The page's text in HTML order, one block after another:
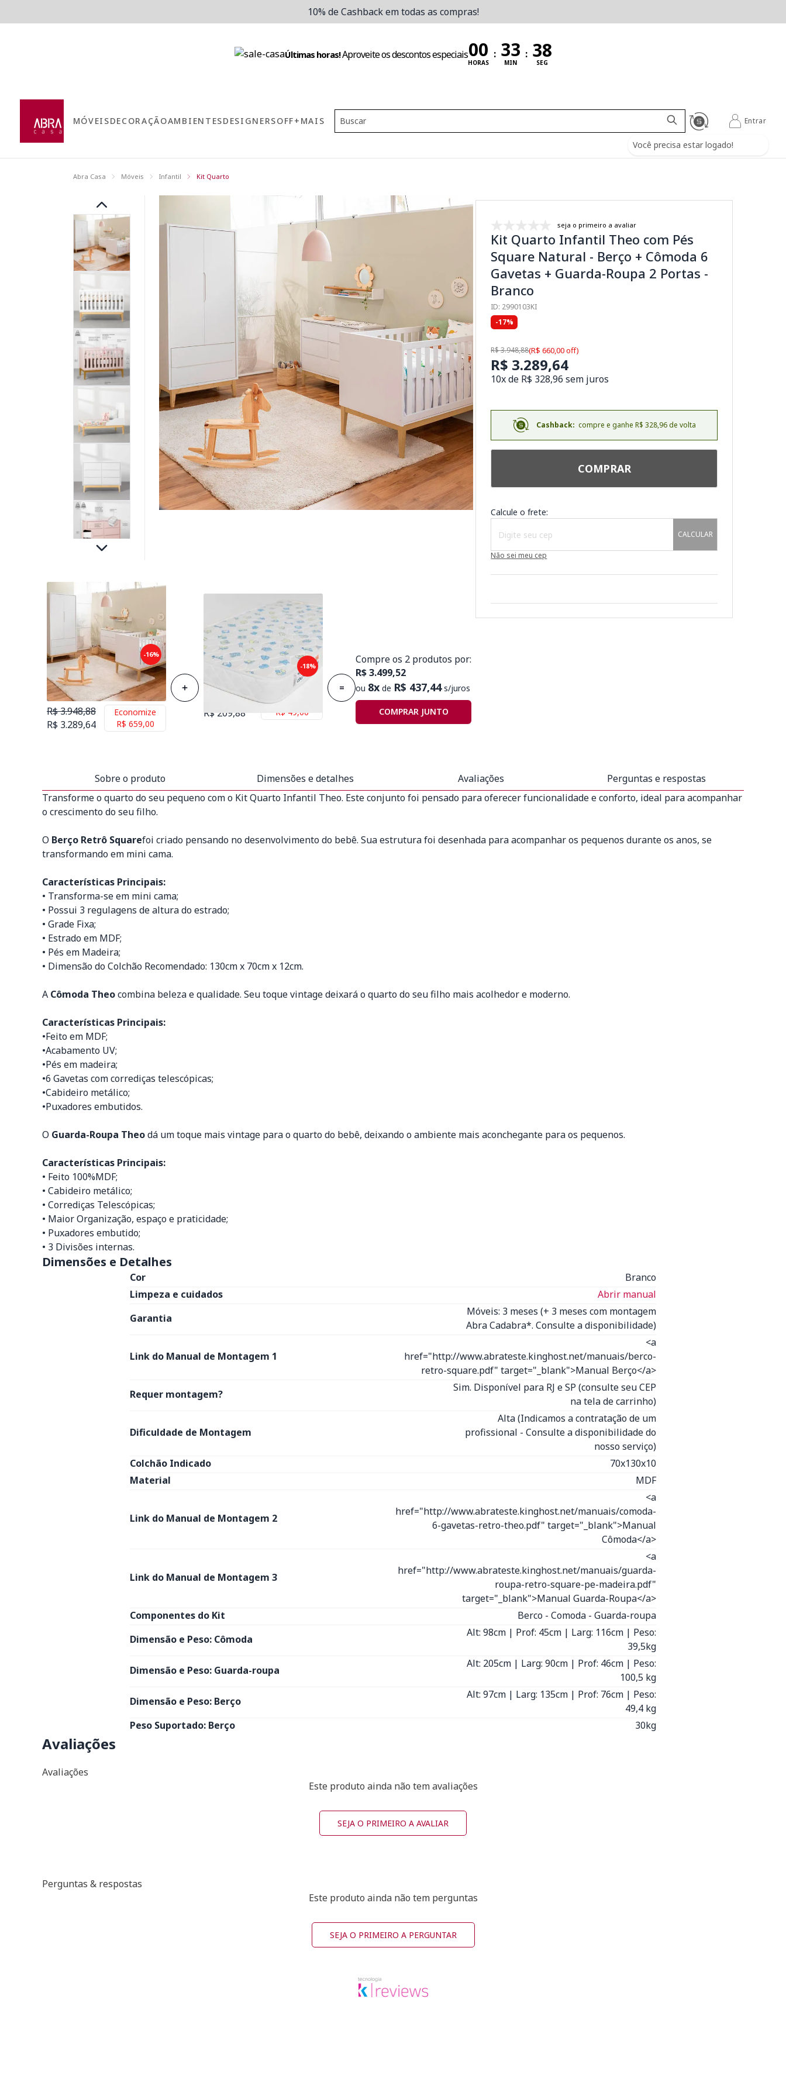
10% de Cashback em todas as compras!
Últimas horas!Aproveite os descontos especiais
HORAS
:
MIN
:
SEG
MÓVEISDECORAÇÃOAMBIENTESDESIGNERSOFF+MAIS
Você precisa estar logado!
Entrar
Abra Casa Móveis Infantil Kit Quarto
seja o primeiro a avaliar
Kit Quarto Infantil Theo com Pés
Square Natural - Berço + Cômoda 6
Gavetas + Guarda-Roupa 2 Portas -
Branco
ID: 2990103KI
-17%
R$ 3.948,88(R$ 660,00 off)
R$ 3.289,64
10x de R$ 328,96 sem juros
Cashback: compre e ganhe R$ 328,96 de volta
COMPRAR
Calcule o frete:
CALCULAR
Não sei meu cep
-16%
Kit Quarto Infantil Theo com
Pés Square Natural - Berço +
Cômoda 6 Gavetas + Guarda-
Roupa 2 Portas - Branco
R$ 3.948,88
R$ 3.289,64
Economize
R$ 659,00
-18%
Colchão de Espuma Plummi
Berço 70cmx1,30mx10cm D18
R$ 258,88
R$ 209,88
Economize
R$ 49,00
=
Compre os 2 produtos por:
R$ 3.499,52
ou 8x de R$ 437,44s/juros
COMPRAR JUNTO
Sobre o produto Dimensões e detalhes Avaliações
Perguntas e respostas
Transforme o quarto do seu pequeno com o Kit Quarto Infantil Theo. Este conjunto foi pensado para oferecer funcionalidade e conforto, ideal para acompanhar
o crescimento do seu filho.
O Berço Retrô Squarefoi criado pensando no desenvolvimento do bebê. Sua estrutura foi desenhada para acompanhar os pequenos durante os anos, se
transformando em mini cama.
Características Principais:
• Transforma-se em mini cama;
• Possui 3 regulagens de altura do estrado;
• Grade Fixa;
• Estrado em MDF;
• Pés em Madeira;
• Dimensão do Colchão Recomendado: 130cm x 70cm x 12cm.
A Cômoda Theocombina beleza e qualidade. Seu toque vintage deixará o quarto do seu filho mais acolhedor e moderno.
Características Principais:
•Feito em MDF;
•Acabamento UV;
•Pés em madeira;
•6 Gavetas com corrediças telescópicas;
•Cabideiro metálico;
•Puxadores embutidos.
O Guarda-Roupa Theodá um toque mais vintage para o quarto do bebê, deixando o ambiente mais aconchegante para os pequenos.
Características Principais:
• Feito 100%MDF;
• Cabideiro metálico;
• Corrediças Telescópicas;
• Maior Organização, espaço e praticidade;
• Puxadores embutido;
• 3 Divisões internas.
Dimensões e Detalhes
Cor
Branco
Limpeza e cuidados
Abrir manual
Garantia
Móveis: 3 meses (+ 3 meses com montagem
Abra Cadabra*. Consulte a disponibilidade)
Link do Manual de Montagem 1
<a
href="http://www.abrateste.kinghost.net/manuais/berco-
retro-square.pdf" target="_blank">Manual Berço</a>
Requer montagem?
Sim. Disponível para RJ e SP (consulte seu CEP
na tela de carrinho)
Dificuldade de Montagem
Alta (Indicamos a contratação de um
profissional - Consulte a disponibilidade do
nosso serviço)
Colchão Indicado
70x130x10
Material
MDF
Link do Manual de Montagem 2
<a
href="http://www.abrateste.kinghost.net/manuais/comoda-
6-gavetas-retro-theo.pdf" target="_blank">Manual
Cômoda</a>
Link do Manual de Montagem 3
<a
href="http://www.abrateste.kinghost.net/manuais/guarda-
roupa-retro-square-pe-madeira.pdf"
target="_blank">Manual Guarda-Roupa</a>
Componentes do Kit
Berco - Comoda - Guarda-roupa
Dimensão e Peso: Cômoda
Alt: 98cm | Prof: 45cm | Larg: 116cm | Peso:
39,5kg
Dimensão e Peso: Guarda-roupa
Alt: 205cm | Larg: 90cm | Prof: 46cm | Peso:
100,5 kg
Dimensão e Peso: Berço
Alt: 97cm | Larg: 135cm | Prof: 76cm | Peso:
49,4 kg
Peso Suportado: Berço
30kg
Avaliações
Avaliações
Este produto ainda não tem avaliações
SEJA O PRIMEIRO A AVALIAR
Perguntas & respostas
Este produto ainda não tem perguntas
SEJA O PRIMEIRO A PERGUNTAR